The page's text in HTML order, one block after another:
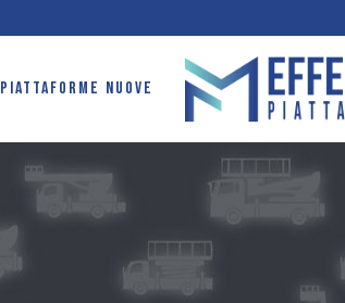
PIATTAFORME NUOVE